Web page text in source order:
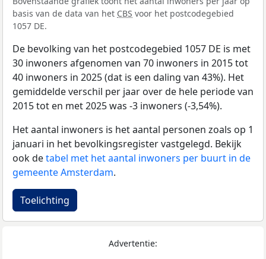
basis van de data van het CBS voor het postcodegebied
1057 DE.
De bevolking van het postcodegebied 1057 DE is met
30 inwoners afgenomen van 70 inwoners in 2015 tot
40 inwoners in 2025 (dat is een daling van 43%). Het
gemiddelde verschil per jaar over de hele periode van
2015 tot en met 2025 was -3 inwoners (-3,54%).
Het aantal inwoners is het aantal personen zoals op 1
januari in het bevolkingsregister vastgelegd. Bekijk
ook detabel met het aantal inwoners per buurt in de
gemeente Amsterdam.
Toelichting
Advertentie: